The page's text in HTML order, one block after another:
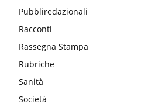
Pubbliredazionali
Racconti
Rassegna Stampa
Rubriche
Sanità
Società